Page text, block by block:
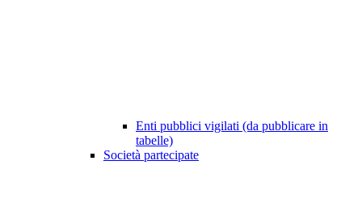
Enti pubblici vigilati (da pubblicare in
tabelle)
Società partecipate